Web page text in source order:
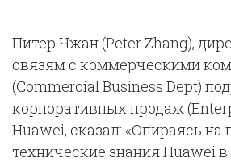
Питер Чжан (Peter Zhang),
связям с коммерческими
(Commercial Business Dept)
корпоративных продаж
Huawei, сказал: «Опираясь на
технические знания Huawei